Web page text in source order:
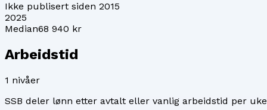
Ikke publisert siden 2015
2025
Median68 940 kr
Arbeidstid
1 nivåer
SSB deler lønn etter avtalt eller vanlig arbeidstid per